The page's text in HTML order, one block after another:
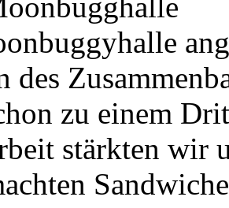
des
zu einem
stärkten wir